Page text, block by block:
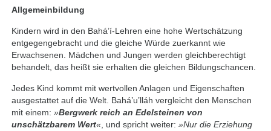
Allgemeinbildung
Kindern wird in den Bahá’í-Lehren eine hohe Wertschätzung
entgegengebracht und die gleiche Würde zuerkannt wie
Erwachsenen. Mädchen und Jungen werden gleichberechtigt
behandelt, das heißt sie erhalten die gleichen Bildungschancen.
Jedes Kind kommt mit wertvollen Anlagen und Eigenschaften
ausgestattet auf die Welt. Bahá’u’lláh vergleicht den Menschen
mit einem:»Bergwerk reich an Edelsteinen von
unschätzbarem Wert« , und spricht weiter:»Nur die Erziehung